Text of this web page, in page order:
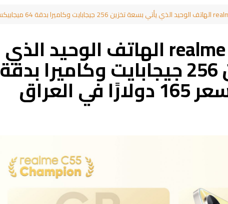
“بطل الفئة” realme C55 الهاتف الوحيد الذي
يأتي بسعة تخزين 256 جيجابايت وكاميرا بدقة